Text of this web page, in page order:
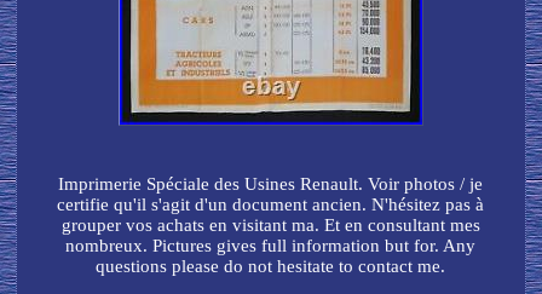
Imprimerie Spéciale des Usines Renault. Voir photos / je
certifie qu'il s'agit d'un document ancien. N'hésitez pas à
grouper vos achats en visitant ma. Et en consultant mes
nombreux. Pictures gives full information but for. Any
questions please do not hesitate to contact me.